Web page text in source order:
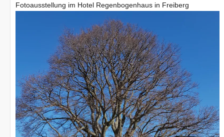
Fotoausstellung im Hotel Regenbogenhaus in Freiberg